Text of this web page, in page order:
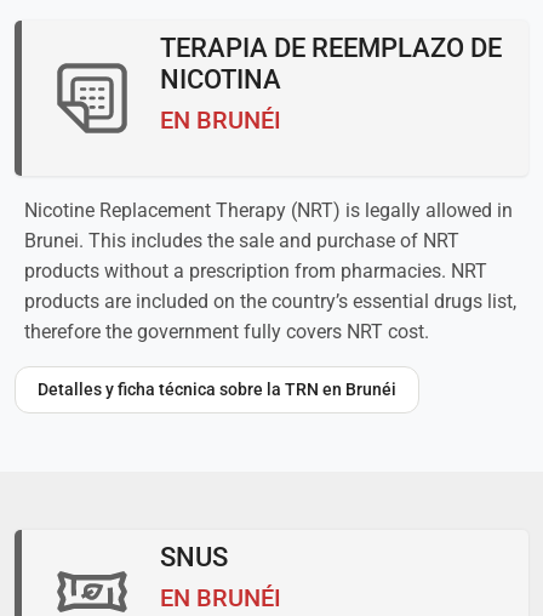
TERAPIA DE REEMPLAZO DE
NICOTINA
EN BRUNÉI
Nicotine Replacement Therapy (NRT) is legally allowed in
Brunei. This includes the sale and purchase of NRT
products without a prescription from pharmacies. NRT
products are included on the country’s essential drugs list,
therefore the government fully covers NRT cost.
Detalles y ficha técnica sobre la TRN en Brunéi
SNUS
EN BRUNÉI